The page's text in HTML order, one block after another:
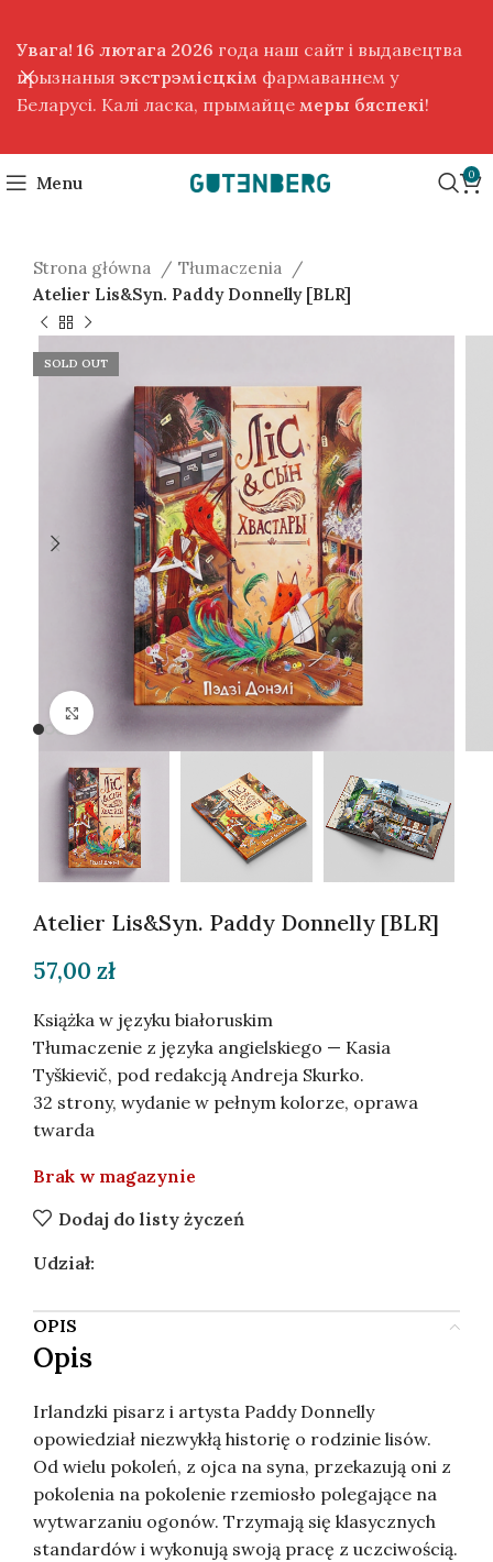
Menu 0
Strona główna
Tłumaczenia
Atelier Lis&Syn. Paddy Donnelly [BLR]
SOLD OUT
Kliknij, aby powiększyć
Atelier Lis&Syn. Paddy Donnelly [BLR]
57,00 zł
Książka w języku białoruskim
Tłumaczenie z języka angielskiego — Kasia
Tyškievič, pod redakcją Andreja Skurko.
32 strony, wydanie w pełnym kolorze, oprawa
twarda
Brak w magazynie
Dodaj do listy życzeń
Udział:
OPIS
Opis
Irlandzki pisarz i artysta Paddy Donnelly
opowiedział niezwykłą historię o rodzinie lisów.
Od wielu pokoleń, z ojca na syna, przekazują oni z
pokolenia na pokolenie rzemiosło polegające na
wytwarzaniu ogonów. Trzymają się klasycznych
standardów i wykonują swoją pracę z uczciwością.
Увага! 16 лютага 2026 года наш сайт і выдавецтва
прызнаныя экстрэмісцкім фармаваннем у
Беларусі. Калі ласка, прымайце меры бяспекі!